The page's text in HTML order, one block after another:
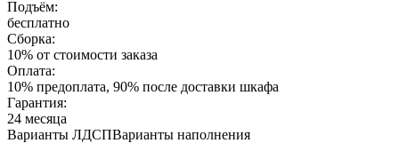
Подъём:
бесплатно
Сборка:
10% от стоимости заказа
Оплата:
10% предоплата, 90% после доставки шкафа
Гарантия:
24 месяца
Варианты ЛДСПВарианты наполнения